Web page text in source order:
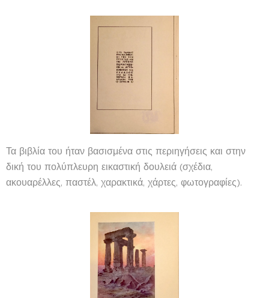
Τα βιβλία του ήταν βασισμένα στις περιηγήσεις και στην
δική του πολύπλευρη εικαστική δουλειά (σχέδια,
ακουαρέλλες, παστέλ, χαρακτικά, χάρτες, φωτογραφίες).